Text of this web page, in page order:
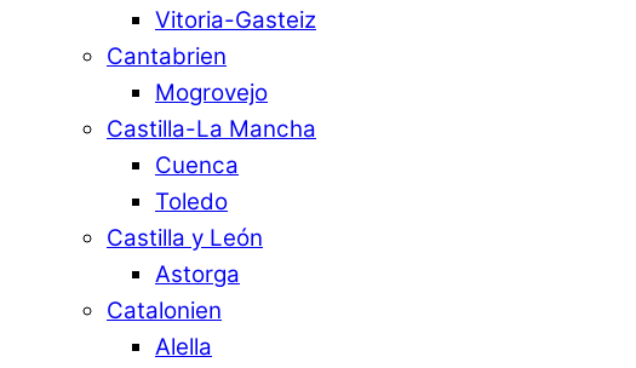
Vitoria-Gasteiz
Cantabrien
Mogrovejo
Castilla-La Mancha
Cuenca
Toledo
Castilla y León
Astorga
Catalonien
Alella